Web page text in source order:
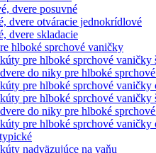
dvere posuvné
dvere otváracie jednokrídlové
dvere skladacie
hlboké sprchové vaničky
pre hlboké sprchové vaničky
do niky pre hlboké
pre hlboké sprchové
pre hlboké sprchové
do niky pre hlboké
pre hlboké sprchové
nadväzujúce na vaňu